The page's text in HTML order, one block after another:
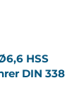
HSS
DIN 338